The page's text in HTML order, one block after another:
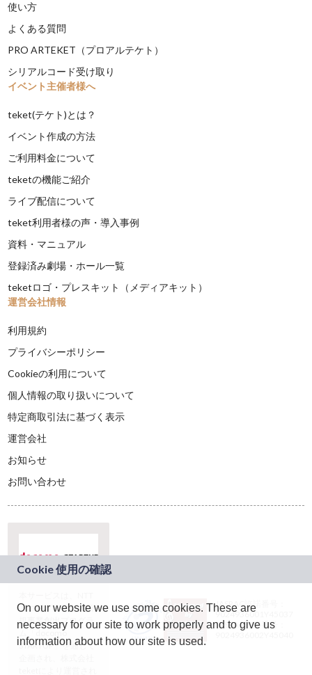
使い方
よくある質問
PRO ARTEKET（プロアルテケト）
シリアルコード受け取り
イベント主催者様へ
teket(テケト)とは？
イベント作成の方法
ご利用料金について
teketの機能ご紹介
ライブ配信について
teket利用者様の声・導入事例
資料・マニュアル
登録済み劇場・ホール一覧
teketロゴ・プレスキット（メディアキット）
運営会社情報
利用規約
プライバシーポリシー
Cookieの利用について
個人情報の取り扱いについて
特定商取引法に基づく表示
運営会社
お知らせ
お問い合わせ
ドコモグループの新
規事業創出プログラ
ム「docomo
STARTUP」を通じて
JASRAC許諾番号：
9024936001Y45037
JASRAC許諾番号：
On our website we use some cookies. These are
necessary for our site to work properly and to give us
information about how our site is used.